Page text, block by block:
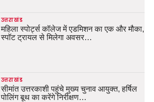
उत्तराखंड
महिला स्पोर्ट्स कॉलेज में एडमिशन का एक और मौका,
स्पॉट ट्रायल से मिलेगा अवसर…
उत्तराखंड
सीमांत उत्तरकाशी पहुंचे मुख्य चुनाव आयुक्त, हर्षिल
पोलिंग बूथ का करेंगे निरीक्षण…